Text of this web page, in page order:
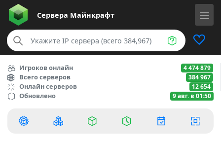
Сервера Майнкрафт
Игроков онлайн 4 474 879
Всего серверов 384 967
Онлайн серверов 12 654
Обновлено 9 авг. в 01:50